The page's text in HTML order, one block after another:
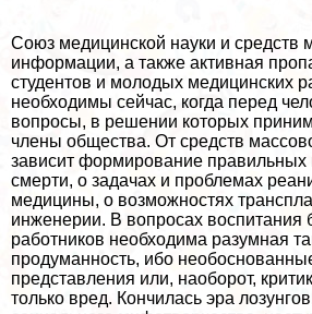
Союз медицинской науки и средств
информации, а также активная
студентов и молодых медицинских
необходимы сейчас, когда перед
вопросы, в решении которых
члeны общества. От средств
зависит формирование правильных
cмepти, о задачах и проблемах
медицины, о возможностях
инженерии. В вопросах воспитания
работников необходима разумная
продуманность, ибо
представления или, наоборот,
только вред. Кончилась эра